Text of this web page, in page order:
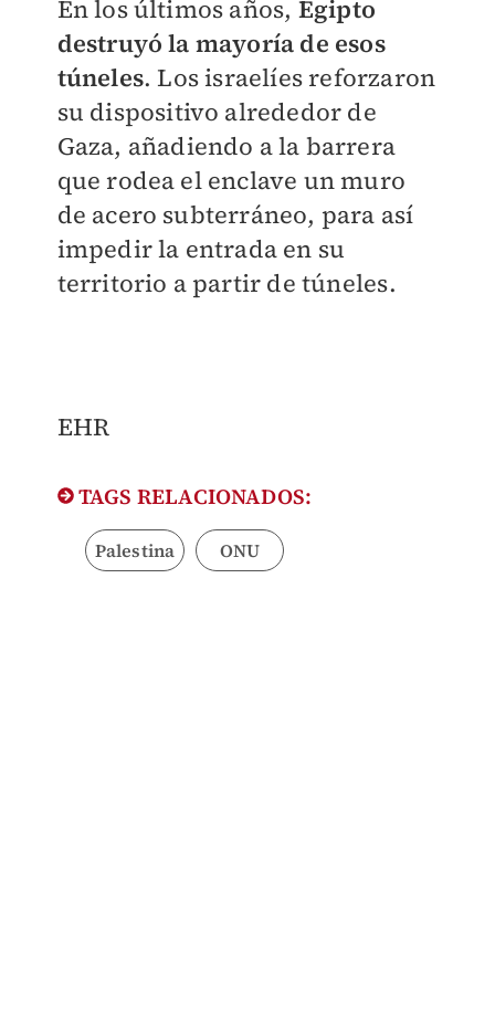
En los últimos años, Egipto
destruyó la mayoría de esos
túneles. Los israelíes reforzaron
su dispositivo alrededor de
Gaza, añadiendo a la barrera
que rodea el enclave un muro
de acero subterráneo, para así
impedir la entrada en su
territorio a partir de túneles.
EHR
TAGS RELACIONADOS:
Palestina ONU